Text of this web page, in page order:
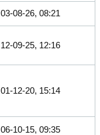
03-08-26, 08:21
12-09-25, 12:16
01-12-20, 15:14
06-10-15, 09:35